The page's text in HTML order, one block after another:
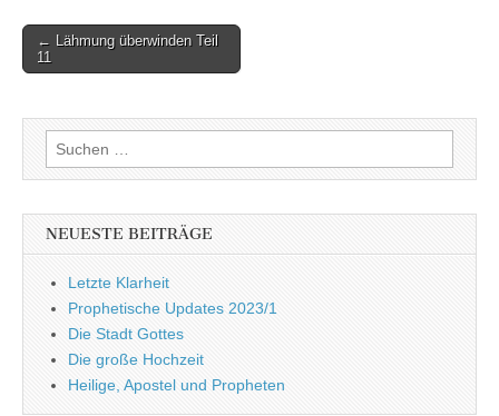
Post
navigation
← Lähmung überwinden Teil
11
Suchen
nach:
NEUESTE BEITRÄGE
Letzte Klarheit
Prophetische Updates 2023/1
Die Stadt Gottes
Die große Hochzeit
Heilige, Apostel und Propheten